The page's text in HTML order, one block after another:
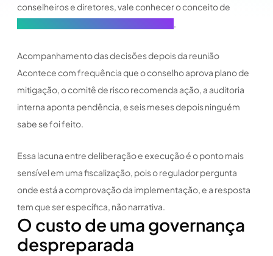
conselheiros e diretores, vale conhecer o conceito de
.
Acompanhamento das decisões depois da reunião
Acontece com frequência que o conselho aprova plano de
mitigação, o comitê de risco recomenda ação, a auditoria
interna aponta pendência, e seis meses depois ninguém
sabe se foi feito.
Essa lacuna entre deliberação e execução é o ponto mais
sensível em uma fiscalização, pois o regulador pergunta
onde está a comprovação da implementação, e a resposta
tem que ser específica, não narrativa.
O custo de uma governança
despreparada